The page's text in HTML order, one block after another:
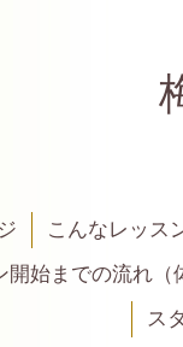
こんなレッス
開始までの流れ（
ス